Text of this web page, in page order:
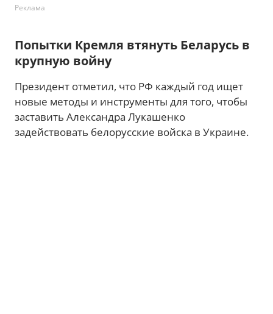
Реклама
Попытки Кремля втянуть Беларусь в
крупную войну
Президент отметил, что РФ каждый год ищет
новые методы и инструменты для того, чтобы
заставить Александра Лукашенко
задействовать белорусские войска в Украине.